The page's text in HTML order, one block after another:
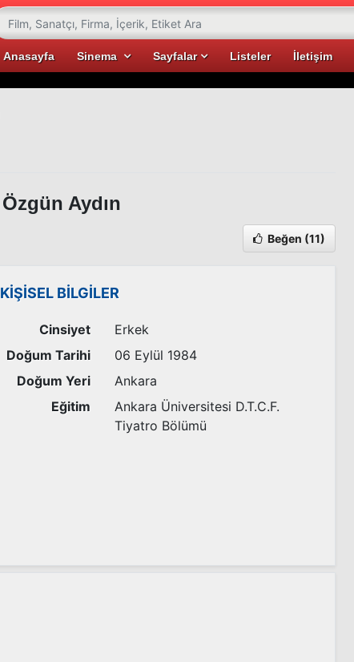
Anasayfa Sinema Sayfalar Listeler İletişim
Özgün Aydın
Beğen (11)
KİŞİSEL BİLGİLER
Cinsiyet
Erkek
Doğum Tarihi
06 Eylül 1984
Doğum Yeri
Ankara
Eğitim
Ankara Üniversitesi D.T.C.F.
Tiyatro Bölümü